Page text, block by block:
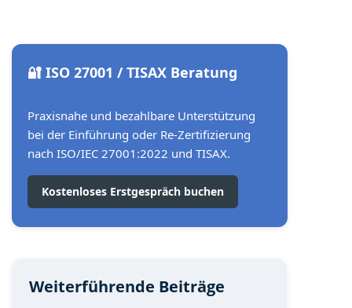
🔐 ISO 27001 / TISAX Beratung
Praxisnahe und bezahlbare Unterstützung
bei der Einführung oder Re-Zertifizierung
nach ISO/IEC 27001:2022 und TISAX.
Kostenloses Erstgespräch buchen
Weiterführende Beiträge